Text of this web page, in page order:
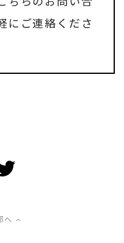
にご連絡くださ
へ